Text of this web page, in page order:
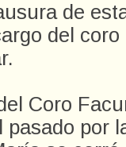
de
del
Coro
pasado por